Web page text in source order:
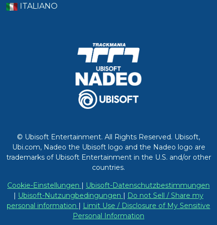
ITALIANO
© Ubisoft Entertainment. All Rights Reserved. Ubisoft,
Ubi.com, Nadeo the Ubisoft logo and the Nadeo logo are
trademarks of Ubisoft Entertainment in the U.S. and/or other
countries.
Cookie-Einstellungen | Ubisoft-Datenschutzbestimmungen
| Ubisoft-Nutzungbedingungen | Do not Sell / Share my
personal information | Limit Use / Disclosure of My Sensitive
Personal Information